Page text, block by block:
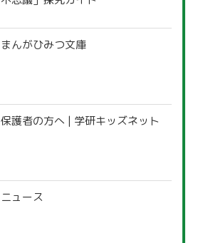
まんがひみつ文庫
保護者の方へ | 学研キッズネット
ニュース